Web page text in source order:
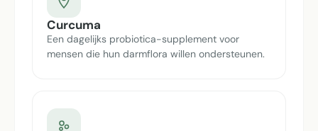
Curcuma
Een dagelijks probiotica-supplement voor
mensen die hun darmflora willen ondersteunen.